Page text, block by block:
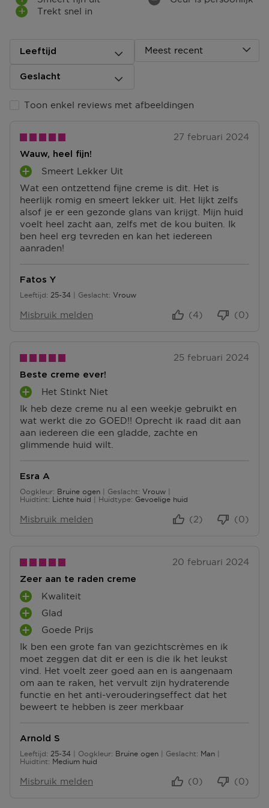
Terugsturen
herroepen. Na de herroeping heb je dan nog eens 14
jouw bestelling te herroepen, kun je contact met ons
Je mag het product ook terugbrengen of omruilen in
retourformulier in te vullen. Neem wel je
orderbevestiging mee.
Ga naar meer info en FAQ’s over retourneren.
Meer vragen rond bestellen? Die vind je op onze FAQ
pagina.
Trekt snel in
Leeftijd
Geslacht
Toon enkel reviews met afbeeldingen
Meest recent
27 februari 2024
Wauw, heel fijn!
Wat een ontzettend fijne creme is dit. Het is
heerlijk romig en smeert lekker uit. Het lijkt zelfs
alsof je er een gezonde glans van krijgt. Mijn huid
voelt heel zacht aan, zelfs met de kou buiten. Ik
ben heel erg tevreden en kan het iedereen
aanraden!
P
L
U
S
P
U
N
N
Smeert Lekker Uit
Fatos Y
Leeftijd
25 tot 3425-34 Geslacht Vrouw
Misbruik melden (0)
(4)
25 februari 2024
Beste creme ever!
Ik heb deze creme nu al een weekje gebruikt en
wat werkt die zo GOED!! Oprecht ik raad dit aan
aan iedereen die een gladde, zachte en
glimmende huid wilt.
P
U
S
P
T
E
N
Het Stinkt Niet
Esra A
Oogkleur Bruine ogen Geslacht
Vrouw
Huidtint
Lichte huid Huidtype Gevoelige huid
Misbruik melden (0)
(2)
20 februari 2024
Zeer aan te raden creme
Ik ben een grote fan van gezichtscrèmes en ik
moet zeggen dat dit er een is die ik het leukst
vind. Het voelt zeer goed aan en is aangenaam
om aan te raken, het vervult zijn hydraterende
functie en het anti-verouderingseffect dat het
beweert te hebben is zeer merkbaar
P
L
U
S
P
U
N
T
E
N
Kwaliteit
P
L
U
N
T
N
Glad
P
U
S
P
U
N
N
Goede Prijs
Arnold S
Leeftijd
25 tot 3425-34 Oogkleur Bruine ogen Geslacht
Man
Huidtint
Medium huid
Misbruik melden (0)
(0)